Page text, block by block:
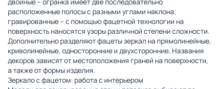
двойные – огранка имеет две последовательно
расположенные полосы с разными углами наклона;
гравированные – с помощью фацетной технологии на
поверхность наносятся узоры различной степени сложности.
Дополнительно разделяют фацеты зеркал на прямолинейные,
криволинейные, односторонние и двухсторонние. Названия
декоров зависят от местоположения граней на поверхности,
а также от формы изделия.
Зеркало с фацетом: работа с интерьером